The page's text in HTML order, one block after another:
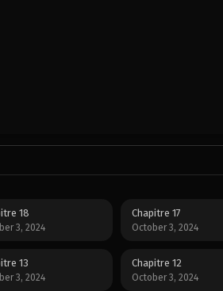
18
3, 2024
Chapitre 17
October 3, 2024
13
3, 2024
Chapitre 12
October 3, 2024